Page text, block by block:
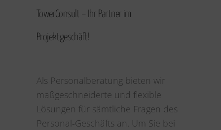
TowerConsult – Ihr Partner im
Projektgeschäft!
Als Personalberatung bieten wir
maßgeschneiderte und flexible
Lösungen für sämtliche Fragen des
Personal-Geschäfts an. Um Sie bei